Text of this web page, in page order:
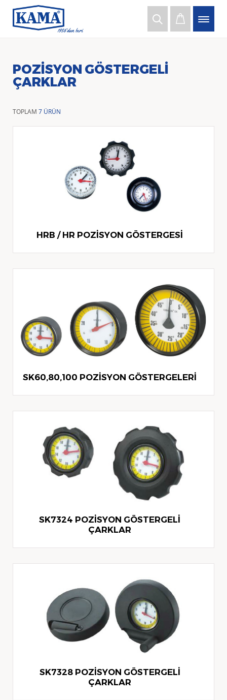
POZISYON GÖSTERGELI
ÇARKLAR
TOPLAM 7 ÜRÜN
HRB / HR POZİSYON GÖSTERGESİ
SK60,80,100 POZİSYON GÖSTERGELERİ
SK7324 POZİSYON GÖSTERGELİ
ÇARKLAR
SK7328 POZİSYON GÖSTERGELİ
ÇARKLAR